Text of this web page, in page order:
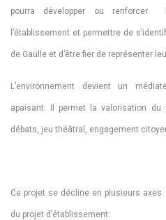
pourra développer ou renforcer
l’établissement et permettre de
de Gaulle et d’être fier de représenter
L’environnement devient un
apaisant. Il permet la valorisation du
débats, jeu théâtral, engagement
Ce projet se décline en plusieurs
du projet d’établissement: